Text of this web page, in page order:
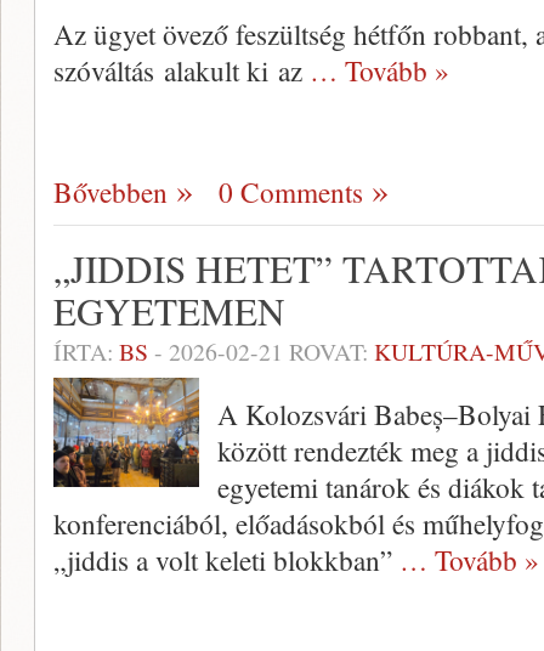
Az ügyet övező feszültség hétfőn robbant,
szóváltás alakult ki az … Tovább »
Bővebben 0 Comments
„JIDDIS HETET”
EGYETEMEN
ÍRTA: BS - 2026-02-21 ROVAT: KULTÚRA-
A Kolozsvári Babeș–Bolyai
között rendezték meg a
egyetemi tanárok és diákok
konferenciából, előadásokból és
„jiddis a volt keleti blokkban” … Tovább »